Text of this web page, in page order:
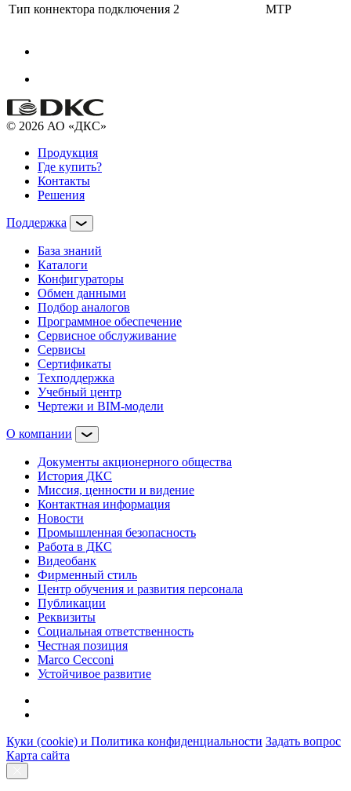
Тип коннектора подключения 2
MTP
© 2026 АО «ДКС»
Продукция
Где купить?
Контакты
Решения
Поддержка
База знаний
Каталоги
Конфигураторы
Обмен данными
Подбор аналогов
Программное обеспечение
Сервисное обслуживание
Сервисы
Сертификаты
Техподдержка
Учебный центр
Чертежи и BIM-модели
О компании
Документы акционерного общества
История ДКС
Миссия, ценности и видение
Контактная информация
Новости
Промышленная безопасность
Работа в ДКС
Видеобанк
Фирменный стиль
Центр обучения и развития персонала
Публикации
Реквизиты
Социальная ответственность
Честная позиция
Marco Cecconi
Устойчивое развитие
Куки (cookie) и Политика конфиденциальности Задать вопрос
Карта сайта